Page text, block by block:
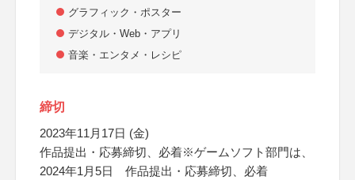
グラフィック・ポスター
デジタル・Web・アプリ
音楽・エンタメ・レシピ
締切
2023年11月17日 (金)
作品提出・応募締切、必着※ゲームソフト部門は、
2024年1月5日 作品提出・応募締切、必着